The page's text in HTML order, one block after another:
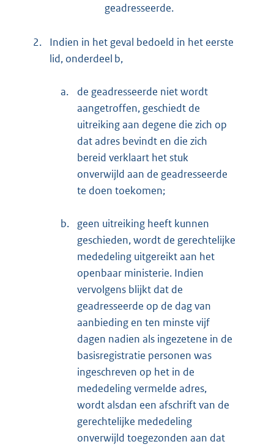
geadresseerde.
2.
Indien in het geval bedoeld in het eerste
lid, onderdeel b,
a.
de geadresseerde niet wordt
aangetroffen, geschiedt de
uitreiking aan degene die zich op
dat adres bevindt en die zich
bereid verklaart het stuk
onverwijld aan de geadresseerde
te doen toekomen;
b.
geen uitreiking heeft kunnen
geschieden, wordt de gerechtelijke
mededeling uitgereikt aan het
openbaar ministerie. Indien
vervolgens blijkt dat de
geadresseerde op de dag van
aanbieding en ten minste vijf
dagen nadien als ingezetene in de
basisregistratie personen was
ingeschreven op het in de
mededeling vermelde adres,
wordt alsdan een afschrift van de
gerechtelijke mededeling
onverwijld toegezonden aan dat